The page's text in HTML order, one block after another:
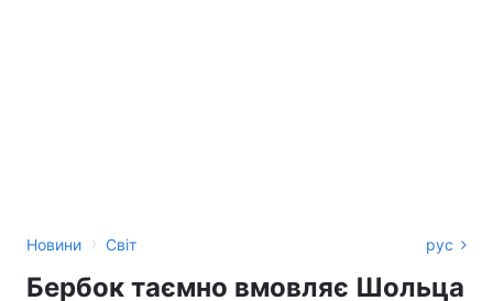
Новини › Світ рус
Бербок таємно вмовляє Шольца